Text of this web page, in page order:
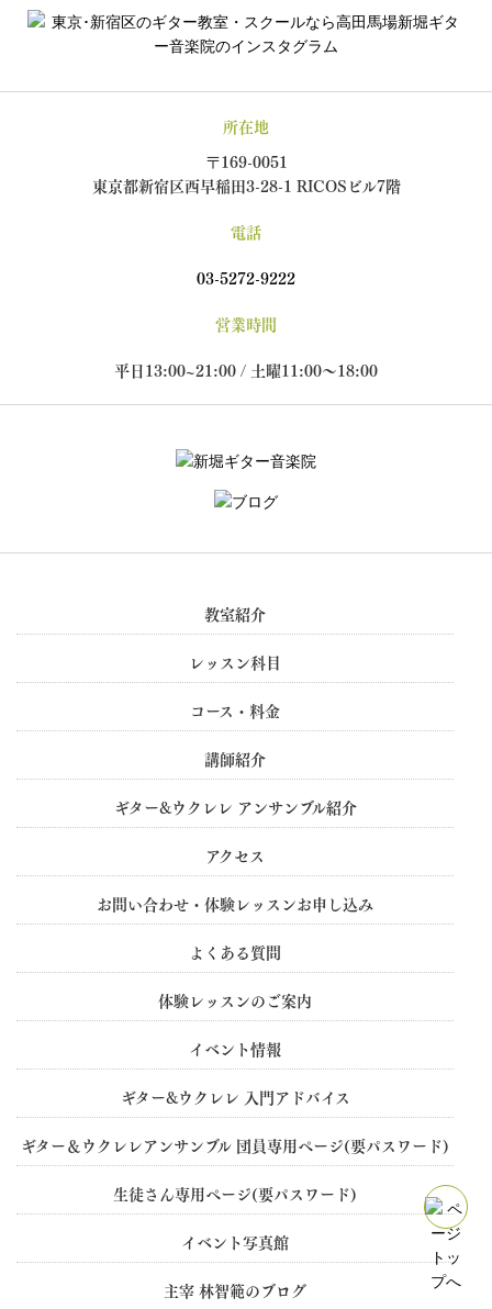
所在地
〒169-0051
東京都新宿区西早稲田3-28-1 RICOSビル7階
電話
03-5272-9222
営業時間
平日13:00~21:00 / 土曜11:00～18:00
教室紹介
レッスン科目
コース・料金
講師紹介
ギター&ウクレレ アンサンブル紹介
アクセス
お問い合わせ・体験レッスンお申し込み
よくある質問
体験レッスンのご案内
イベント情報
ギター&ウクレレ 入門アドバイス
ギター＆ウクレレアンサンブル 団員専用ぺージ(要パスワード)
生徒さん専用ぺージ(要パスワード)
イベント写真館
主宰 林智範のブログ